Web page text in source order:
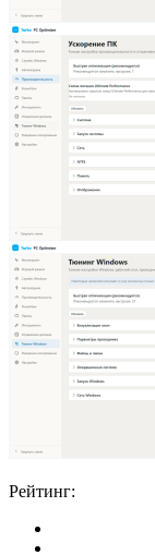
Рейтинг: